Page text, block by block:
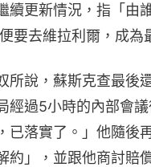
續更新情況，指「由
要去維拉利爾，成為
所說，蘇斯克查最後
經過5小時的內部會
已落實了。」他隨後
約」，並跟他商討賠